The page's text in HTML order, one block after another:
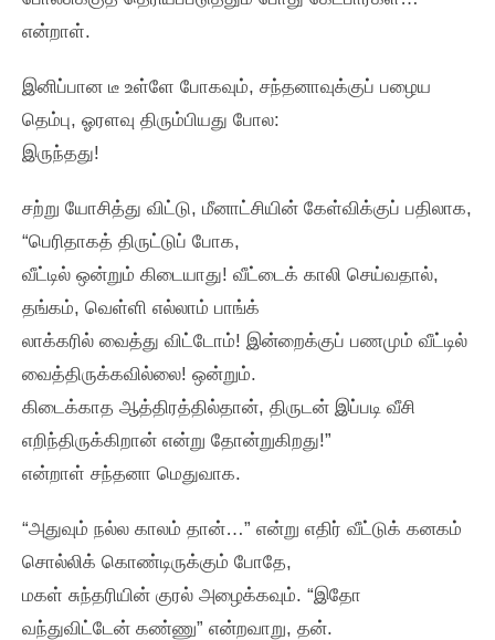
என்றாள்‌.
இனிப்பான டீ உள்ளே போகவும்‌, சந்தனாவுக்குப்‌ பழைய
தெம்பு, ஓரளவு திரும்பியது போல:
இருந்தது!
சற்று யோசித்து விட்டு, மீனாட்சியின்‌ கேள்விக்குப்‌ பதிலாக,
“பெரிதாகத்‌ திருட்டுப்‌ போக,
வீட்டில்‌ ஒன்றும்‌ கிடையாது! வீட்டைக்‌ காலி செய்வதால்‌,
தங்கம்‌, வெள்ளி எல்லாம்‌ பாங்க்‌
லாக்கரில்‌ வைத்து விட்டோம்‌! இன்றைக்குப்‌ பணமும்‌ வீட்டில்‌
வைத்திருக்கவில்லை! ஒன்றும்‌.
கிடைக்காத ஆத்திரத்தில்தான்‌, திருடன்‌ இப்படி வீசி
எறிந்திருக்கிறான்‌ என்று தோன்றுகிறது!”
என்றாள்‌ சந்தனா மெதுவாக.
“அதுவும்‌ நல்ல காலம்‌ தான்‌…” என்று எதிர்‌ வீட்டுக்‌ கனகம்‌
சொல்லிக்‌ கொண்டிருக்கும்‌ போதே,
மகள்‌ சுந்தரியின்‌ குரல்‌ அழைக்கவும்‌. “இதோ
வந்துவிட்டேன்‌ கண்ணு” என்றவாறு, தன்‌.